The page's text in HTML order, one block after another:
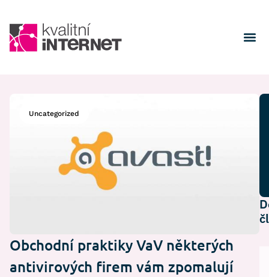
Uncategorized
Obchodní praktiky VaV některých
antivirových firem vám zpomalují